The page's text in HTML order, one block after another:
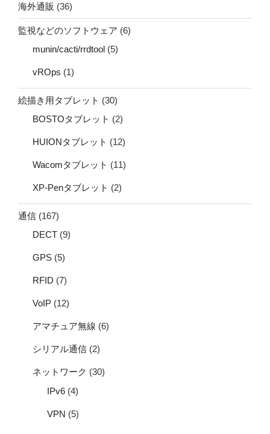
海外通販 (36)
監視などのソフトウェア (6)
munin/cacti/rrdtool (5)
vROps (1)
絵描き用タブレット (30)
BOSTOタブレット (2)
HUIONタブレット (12)
Wacomタブレット (11)
XP-Penタブレット (2)
通信 (167)
DECT (9)
GPS (5)
RFID (7)
VoIP (12)
アマチュア無線 (6)
シリアル通信 (2)
ネットワーク (30)
IPv6 (4)
VPN (5)